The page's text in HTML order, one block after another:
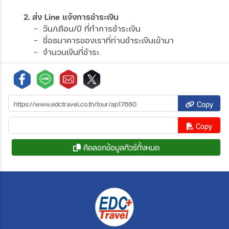
2. ส่ง Line แจ้งการชำระเงิน
- วัน/เดือน/ปี ที่ทำการชำระเงิน
- ชื่อธนาคารของเราที่ท่านชำระเงินเข้ามา
- จำนวนเงินที่ชำระ
Copy
Copy
คัดลอกข้อมูลทัวร์ทั้งหมด